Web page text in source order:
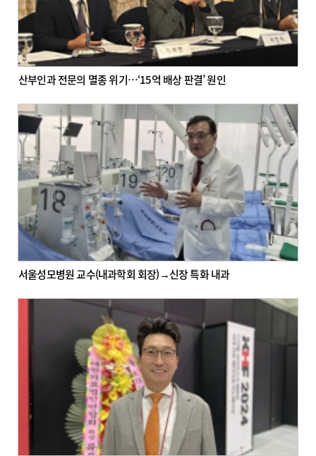
산부인과 전문의 멸종 위기…‘15억 배상 판결’ 원인
서울성모병원 교수(내과학회 회장)→신장 특화 내과